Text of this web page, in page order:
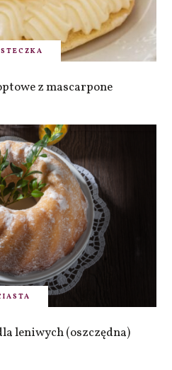
z mascarpone
leniwych (oszczędna)